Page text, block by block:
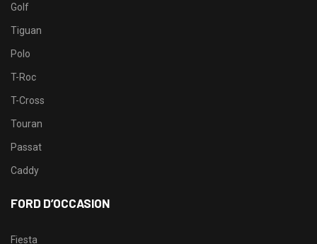
Golf
Tiguan
Polo
T-Roc
T-Cross
Touran
Passat
Caddy
FORD D’OCCASION
Fiesta